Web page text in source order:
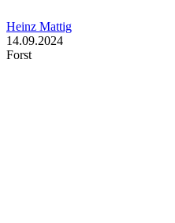
Heinz Mattig
14.09.2024
Forst